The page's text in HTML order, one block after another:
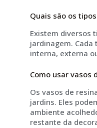
Quais são os
Existem diversos
jardinagem.
interna, externa
Como usar vasos
Os vasos de
jardins. Eles
ambiente
restante da